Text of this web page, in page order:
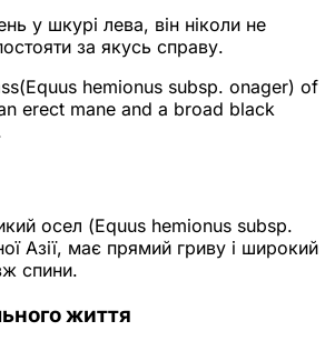
у шкурі лева, він ніколи не
за якусь справу.
hemionus subsp. onager) of
erect mane and a broad black
осел (Equus hemionus subsp.
Азії, має прямий гриву і широкий
спини.
життя